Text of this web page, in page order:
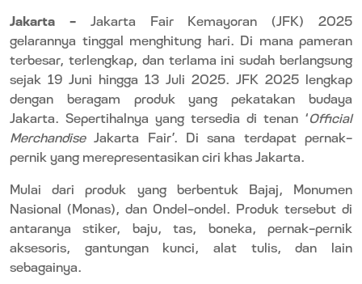
Jakarta –
Jakarta Fair Kemayoran (JFK) 2025
gelarannya tinggal menghitung hari. Di mana pameran
terbesar, terlengkap, dan terlama ini sudah berlangsung
sejak 19 Juni hingga 13 Juli 2025. JFK 2025 lengkap
dengan beragam produk yang pekatakan budaya
Jakarta. Sepertihalnya yang tersedia di tenan ‘Official
Merchandise Jakarta Fair’. Di sana terdapat pernak-
pernik yang merepresentasikan ciri khas Jakarta.
Mulai dari produk yang berbentuk Bajaj, Monumen
Nasional (Monas), dan Ondel-ondel. Produk tersebut di
antaranya stiker, baju, tas, boneka, pernak-pernik
aksesoris, gantungan kunci, alat tulis, dan lain
sebagainya.